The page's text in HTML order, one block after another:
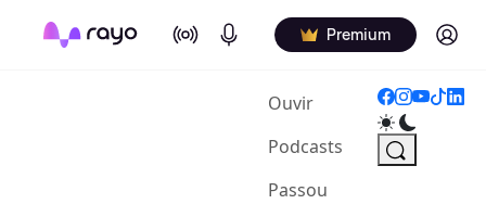
On Air Podcasts Premium Log in
Ouvir(current)
Podcasts
Passou